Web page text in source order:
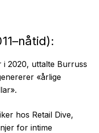
i 2020, uttalte Burruss
«årlige
hos Retail Dive,
for intime